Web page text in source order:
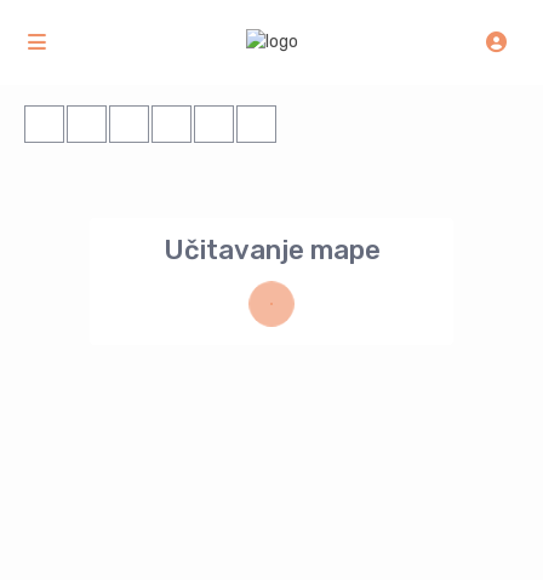
Učitavanje mape